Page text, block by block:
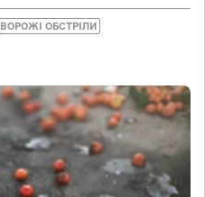
ВОРОЖІ ОБСТРІЛИ